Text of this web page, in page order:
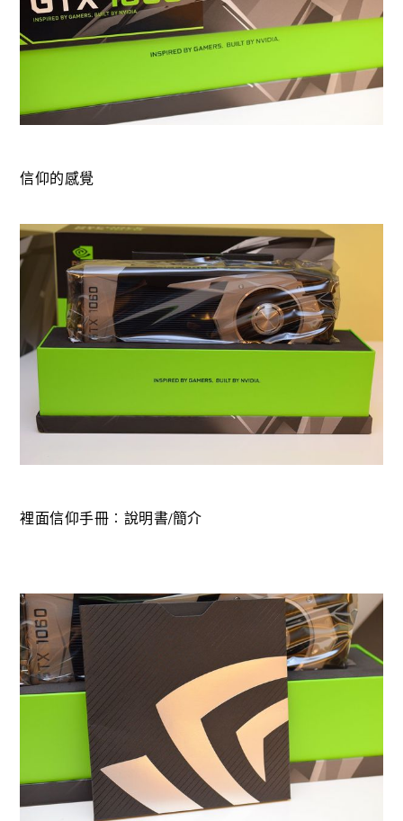
信仰的感覺
裡面信仰手冊︰說明書/簡介